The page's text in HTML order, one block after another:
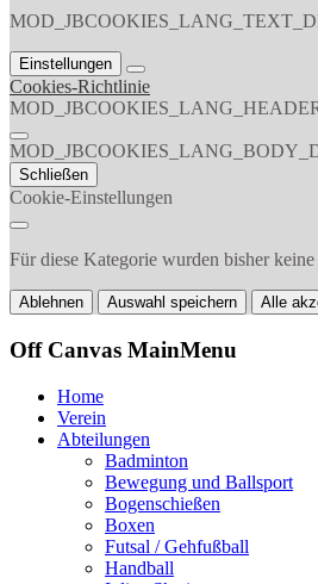
Einstellungen
Cookies-Richtlinie
Schließen
Cookie-Einstellungen
Für diese Kategorie wurden bisher
Ablehnen Auswahl speichern Alle
Off Canvas MainMenu
Home
Verein
Abteilungen
Badminton
Bewegung und Ballsport
Bogenschießen
Boxen
Futsal / Gehfußball
Handball